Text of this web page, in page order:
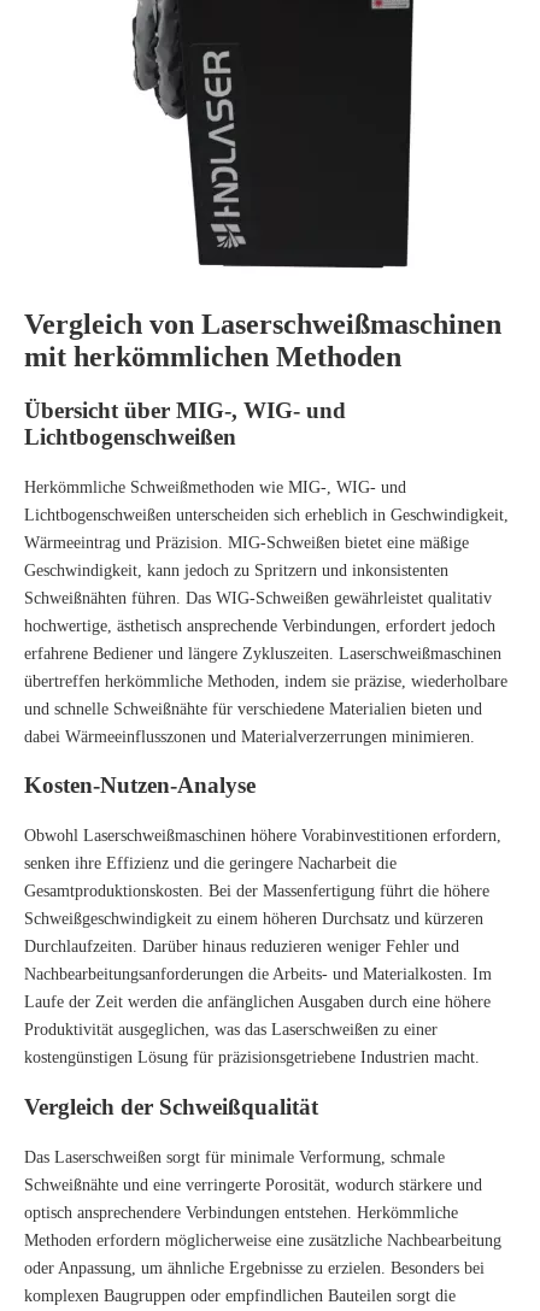
Vergleich von Laserschweißmaschinen
mit herkömmlichen Methoden
Übersicht über MIG-, WIG- und
Lichtbogenschweißen
Herkömmliche Schweißmethoden wie MIG-, WIG- und
Lichtbogenschweißen unterscheiden sich erheblich in Geschwindigkeit,
Wärmeeintrag und Präzision. MIG-Schweißen bietet eine mäßige
Geschwindigkeit, kann jedoch zu Spritzern und inkonsistenten
Schweißnähten führen. Das WIG-Schweißen gewährleistet qualitativ
hochwertige, ästhetisch ansprechende Verbindungen, erfordert jedoch
erfahrene Bediener und längere Zykluszeiten. Laserschweißmaschinen
übertreffen herkömmliche Methoden, indem sie präzise, ​​wiederholbare
und schnelle Schweißnähte für verschiedene Materialien bieten und
dabei Wärmeeinflusszonen und Materialverzerrungen minimieren.
Kosten-Nutzen-Analyse
Obwohl Laserschweißmaschinen höhere Vorabinvestitionen erfordern,
senken ihre Effizienz und die geringere Nacharbeit die
Gesamtproduktionskosten. Bei der Massenfertigung führt die höhere
Schweißgeschwindigkeit zu einem höheren Durchsatz und kürzeren
Durchlaufzeiten. Darüber hinaus reduzieren weniger Fehler und
Nachbearbeitungsanforderungen die Arbeits- und Materialkosten. Im
Laufe der Zeit werden die anfänglichen Ausgaben durch eine höhere
Produktivität ausgeglichen, was das Laserschweißen zu einer
kostengünstigen Lösung für präzisionsgetriebene Industrien macht.
Vergleich der Schweißqualität
Das Laserschweißen sorgt für minimale Verformung, schmale
Schweißnähte und eine verringerte Porosität, wodurch stärkere und
optisch ansprechendere Verbindungen entstehen. Herkömmliche
Methoden erfordern möglicherweise eine zusätzliche Nachbearbeitung
oder Anpassung, um ähnliche Ergebnisse zu erzielen. Besonders bei
komplexen Baugruppen oder empfindlichen Bauteilen sorgt die